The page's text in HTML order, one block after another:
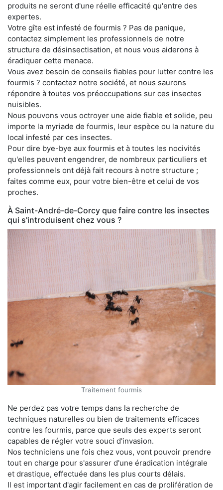
produits ne seront d'une réelle efficacité qu'entre des
expertes.
Votre gîte est infesté de fourmis ? Pas de panique,
contactez simplement les professionnels de notre
structure de désinsectisation, et nous vous aiderons à
éradiquer cette menace.
Vous avez besoin de conseils fiables pour lutter contre les
fourmis ? contactez notre société, et nous saurons
répondre à toutes vos préoccupations sur ces insectes
nuisibles.
Nous pouvons vous octroyer une aide fiable et solide, peu
importe la myriade de fourmis, leur espèce ou la nature du
local infesté par ces insectes.
Pour dire bye-bye aux fourmis et à toutes les nocivités
qu'elles peuvent engendrer, de nombreux particuliers et
professionnels ont déjà fait recours à notre structure ;
faites comme eux, pour votre bien-être et celui de vos
proches.
À Saint-André-de-Corcy que faire contre les insectes
qui s'introduisent chez vous ?
Traitement fourmis
Ne perdez pas votre temps dans la recherche de
techniques naturelles ou bien de traitements efficaces
contre les fourmis, parce que seuls des experts seront
capables de régler votre souci d'invasion.
Nos techniciens une fois chez vous, vont pouvoir prendre
tout en charge pour s'assurer d'une éradication intégrale
et drastique, effectuée dans les plus courts délais.
Il est important d'agir facilement en cas de prolifération de